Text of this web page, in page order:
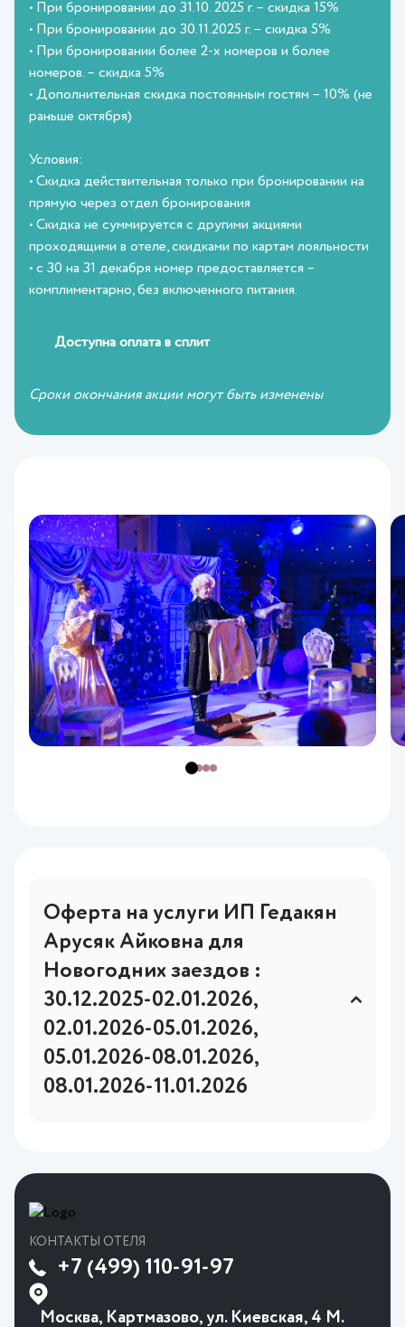
•⁠ ⁠При бронировании до 31.10. 2025 г. – скидка 15%
•⁠ ⁠При бронировании до 30.11.2025 г. – скидка 5%
•⁠ ⁠При бронировании более 2-х номеров и более
номеров. – скидка 5%
•⁠ ⁠Дополнительная скидка постоянным гостям – 10% (не
раньше октября)
Условия:
•⁠ ⁠Скидка действительная только при бронировании на
прямую через отдел бронирования
•⁠ ⁠Скидка не суммируется с другими акциями
проходящими в отеле, скидками по картам лояльности
•⁠ ⁠с 30 на 31 декабря номер предоставляется –
комплиментарно, без включенного питания.
Доступна оплата в сплит
Сроки окончания акции могут быть изменены
Оферта на услуги ИП Гедакян
Арусяк Айковна для
Новогодних заездов :
30.12.2025-02.01.2026,
02.01.2026-05.01.2026,
05.01.2026-08.01.2026,
08.01.2026-11.01.2026
через выставленные счета и QR-коды,
размещенные на нашем сайте. Оплата
считается подтверждением Вашего
согласия с условиями настоящей оферты.
Тарифы: Обращаем Ваше внимание, что
КОНТАКТЫ ОТЕЛЯ
+7 (499) 110-91-97
Москва, Картмазово, ул. Киевская, 4 М.